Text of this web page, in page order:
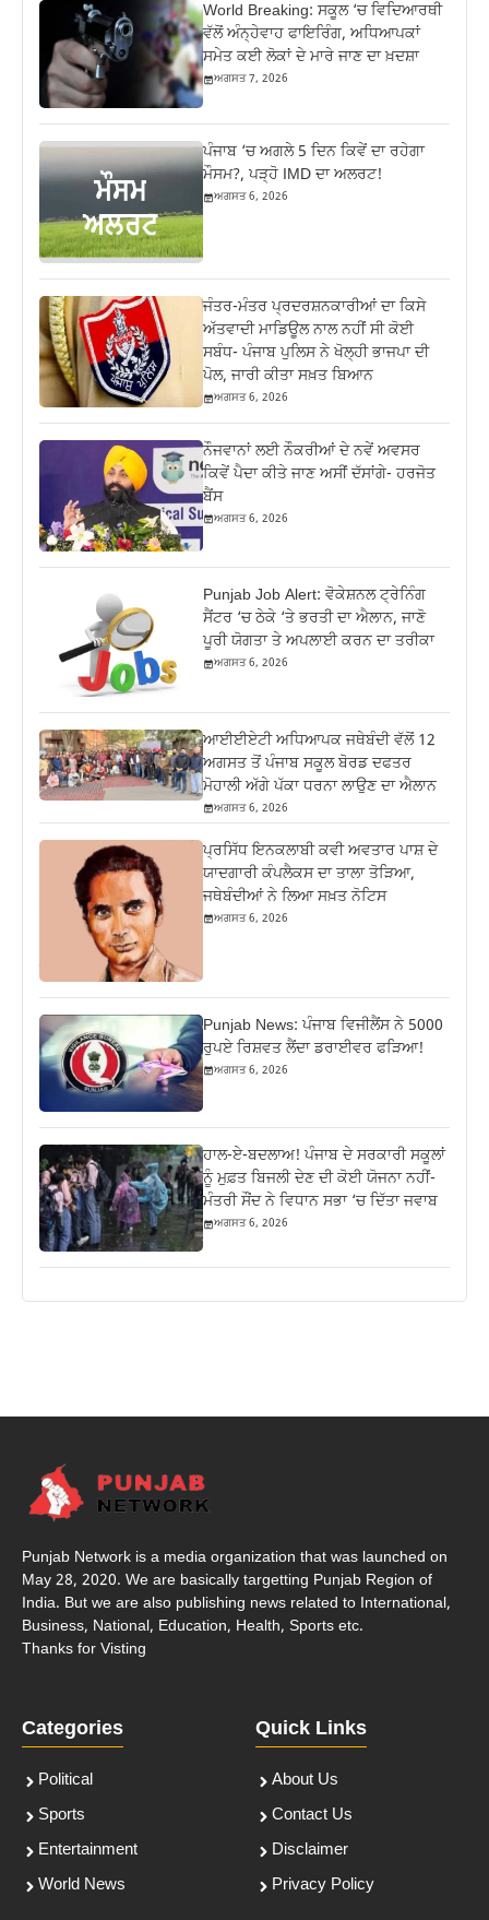
World Breaking: ਸਕੂਲ ‘ਚ ਵਿਦਿਆਰਥੀ
ਵੱਲੋਂ ਅੰਨ੍ਹੇਵਾਹ ਫਾਇਰਿੰਗ, ਅਧਿਆਪਕਾਂ
ਸਮੇਤ ਕਈ ਲੋਕਾਂ ਦੇ ਮਾਰੇ ਜਾਣ ਦਾ ਖ਼ਦਸ਼ਾ
ਅਗਸਤ 7, 2026
ਪੰਜਾਬ ‘ਚ ਅਗਲੇ 5 ਦਿਨ ਕਿਵੇਂ ਦਾ ਰਹੇਗਾ
ਮੌਸਮ?, ਪੜ੍ਹੋ IMD ਦਾ ਅਲਰਟ!
ਅਗਸਤ 6, 2026
ਜੰਤਰ-ਮੰਤਰ ਪ੍ਰਦਰਸ਼ਨਕਾਰੀਆਂ ਦਾ ਕਿਸੇ
ਅੱਤਵਾਦੀ ਮਾਡਿਊਲ ਨਾਲ ਨਹੀਂ ਸੀ ਕੋਈ
ਸਬੰਧ- ਪੰਜਾਬ ਪੁਲਿਸ ਨੇ ਖੋਲ੍ਹੀ ਭਾਜਪਾ ਦੀ
ਪੋਲ, ਜਾਰੀ ਕੀਤਾ ਸਖ਼ਤ ਬਿਆਨ
ਅਗਸਤ 6, 2026
ਨੌਜਵਾਨਾਂ ਲਈ ਨੌਕਰੀਆਂ ਦੇ ਨਵੇਂ ਅਵਸਰ
ਕਿਵੇਂ ਪੈਦਾ ਕੀਤੇ ਜਾਣ ਅਸੀਂ ਦੱਸਾਂਗੇ- ਹਰਜੋਤ
ਬੈਂਸ
ਅਗਸਤ 6, 2026
Punjab Job Alert: ਵੋਕੇਸ਼ਨਲ ਟ੍ਰੇਨਿੰਗ
ਸੈਂਟਰ ‘ਚ ਠੇਕੇ ‘ਤੇ ਭਰਤੀ ਦਾ ਐਲਾਨ, ਜਾਣੋ
ਪੂਰੀ ਯੋਗਤਾ ਤੇ ਅਪਲਾਈ ਕਰਨ ਦਾ ਤਰੀਕਾ
ਅਗਸਤ 6, 2026
ਆਈਈਏਟੀ ਅਧਿਆਪਕ ਜਥੇਬੰਦੀ ਵੱਲੋਂ 12
ਅਗਸਤ ਤੋਂ ਪੰਜਾਬ ਸਕੂਲ ਬੋਰਡ ਦਫਤਰ
ਮੋਹਾਲੀ ਅੱਗੇ ਪੱਕਾ ਧਰਨਾ ਲਾਉਣ ਦਾ ਐਲਾਨ
ਅਗਸਤ 6, 2026
ਪ੍ਰਸਿੱਧ ਇਨਕਲਾਬੀ ਕਵੀ ਅਵਤਾਰ ਪਾਸ਼ ਦੇ
ਯਾਦਗਾਰੀ ਕੰਪਲੈਕਸ ਦਾ ਤਾਲਾ ਤੋੜਿਆ,
ਜਥੇਬੰਦੀਆਂ ਨੇ ਲਿਆ ਸਖ਼ਤ ਨੋਟਿਸ
ਅਗਸਤ 6, 2026
Punjab News: ਪੰਜਾਬ ਵਿਜੀਲੈਂਸ ਨੇ 5000
ਰੁਪਏ ਰਿਸ਼ਵਤ ਲੈਂਦਾ ਡਰਾਈਵਰ ਫੜਿਆ!
ਅਗਸਤ 6, 2026
ਹਾਲ-ਏ-ਬਦਲਾਅ! ਪੰਜਾਬ ਦੇ ਸਰਕਾਰੀ ਸਕੂਲਾਂ
ਨੂੰ ਮੁਫ਼ਤ ਬਿਜਲੀ ਦੇਣ ਦੀ ਕੋਈ ਯੋਜਨਾ ਨਹੀਂ-
ਮੰਤਰੀ ਸੌਂਦ ਨੇ ਵਿਧਾਨ ਸਭਾ ‘ਚ ਦਿੱਤਾ ਜਵਾਬ
ਅਗਸਤ 6, 2026
Punjab Network is a media organization that was launched on
May 28, 2020. We are basically targetting Punjab Region of
India. But we are also publishing news related to International,
Business, National, Education, Health, Sports etc.
Thanks for Visting
Categories
Political
Sports
Entertainment
World News
Quick Links
About Us
Contact Us
Disclaimer
Privacy Policy